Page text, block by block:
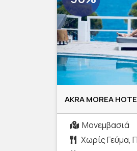
AKRA MOREA
Μονεμβασιά
Χωρίς Γεύμα,